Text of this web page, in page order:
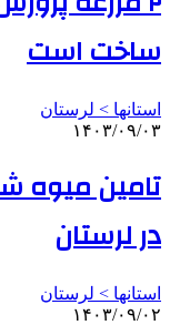
ساخت است
استانها > لرستان
۱۴۰۳/۰۹/۰۳
تامین میوه
در لرستان
استانها > لرستان
۱۴۰۳/۰۹/۰۲